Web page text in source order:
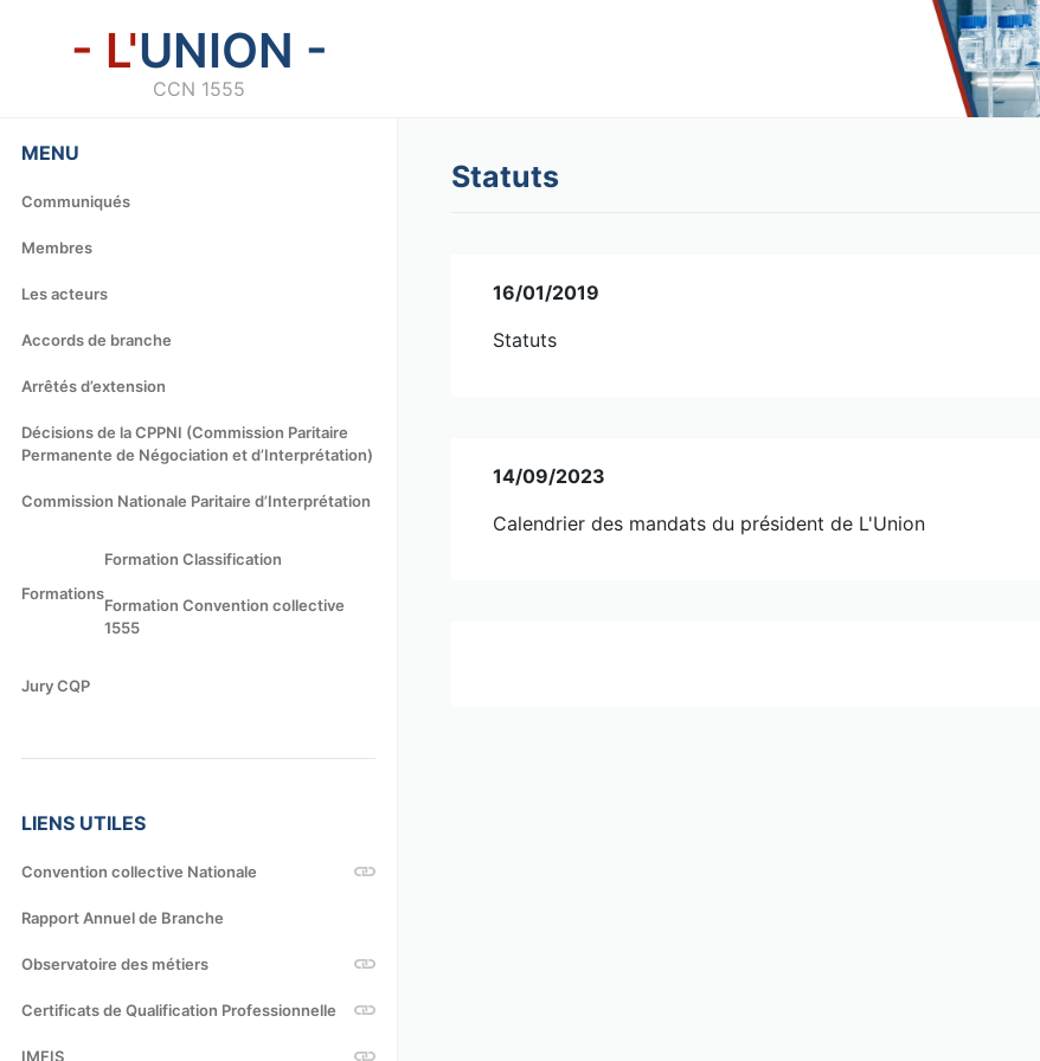
- L'UNION -
CCN 1555
MENU
Communiqués
Membres
Les acteurs
Accords de branche
Arrêtés d’extension
Décisions de la CPPNI (Commission Paritaire
Permanente de Négociation et d’Interprétation)
Commission Nationale Paritaire d’Interprétation
Formations
Formation Classification
Formation Convention collective
1555
Jury CQP
LIENS UTILES
Convention collective Nationale
Rapport Annuel de Branche
Observatoire des métiers
Certificats de Qualification Professionnelle
IMFIS
Statuts
16/01/2019
Statuts
14/09/2023
Calendrier des mandats du président de L'Union